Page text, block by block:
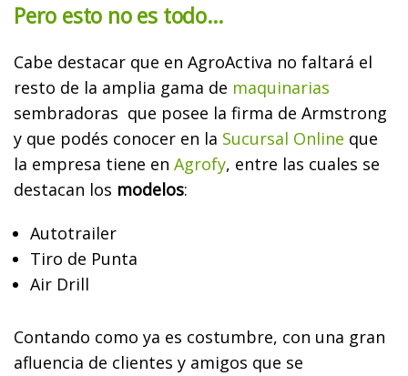
Pero esto no es todo…
Cabe destacar que en AgroActiva no faltará el
resto de la amplia gama de maquinarias
sembradoras que posee la firma de Armstrong
y que podés conocer en la Sucursal Online que
la empresa tiene en Agrofy, entre las cuales se
destacan los modelos:
Autotrailer
Tiro de Punta
Air Drill
Contando como ya es costumbre, con una gran
afluencia de clientes y amigos que se